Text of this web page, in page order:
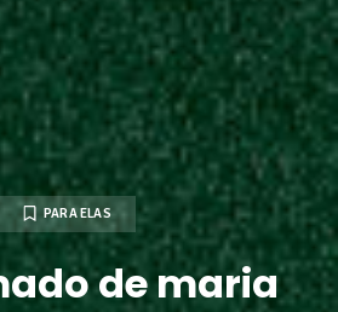
PARA ELAS
de maria